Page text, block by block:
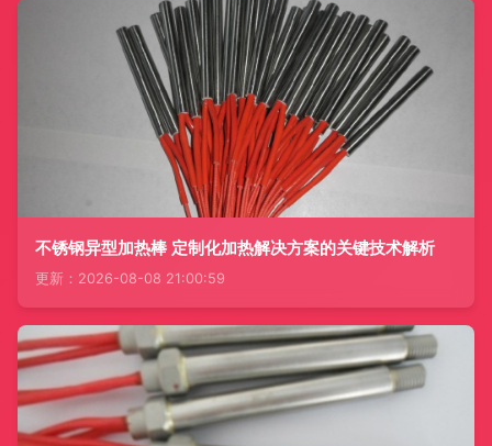
不锈钢异型加热棒 定制化加热解决方案的关键技术解析
更新：2026-08-08 21:00:59